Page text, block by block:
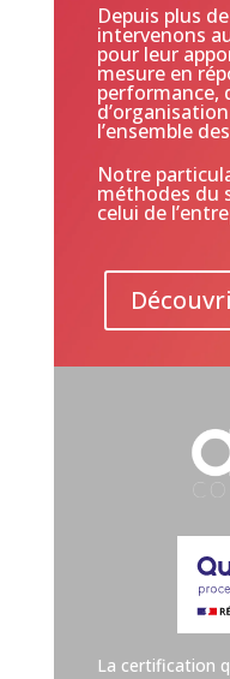
Depuis plus
intervenons
pour leur
mesure en
performance,
l’ensemble
Notre
méthodes du
celui de
La certification